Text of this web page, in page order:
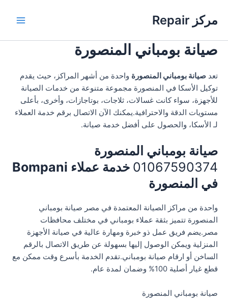
المحتوى
مركز Repair
صيانة بومباني المنصورة
تعد صيانة بومباني المنصورة واحدة من أشهر المراكز، حيث يقدم
توكيل الأسكا في المنصورة مجموعة متنوعة من خدمات الصيانة
للأجهزة، سواء كانت غسالات، ثلاجات، بوتاجازات، وأخرى، بأعلى
مستويات الدقة والاحترافية.يمكنك الآن الاتصال برقم خدمة العملاء
لـ الأسكا، والحصول على أفضل خدمة صيانة.
صيانة بومباني المنصورة
01067590374
خدمة عملاء Bompani
في المنصورة
واحدة من مراكز الصيانة المعتمدة في مصر صيانة بومباني
المنصورة تتميز بثقة عملاء بومباني في مختلف محافظات
مصر.يضم فريق عمل ذو خبرة ومهارة عالية في صيانة الأجهزة
المنزلية ويمكن الوصول إليها بسهولة عن طريق الاتصال بالرقم
الساخن أو ارقام صيانة بومباني.تقدم الخدمة بأسرع وقت ممكن مع
قطع غيار أصلية 100% وضمان لمدة عام.
صيانة بومباني المنصورة